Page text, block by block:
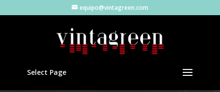
equipo@vintagreen.com
Select Page